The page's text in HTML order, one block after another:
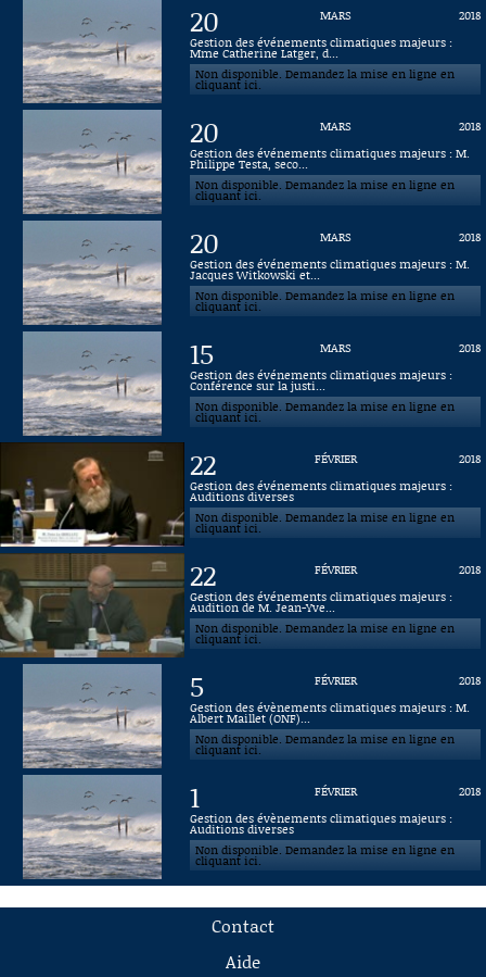
Connaissance, Histoire
Autres
20 MARS
2018
Gestion des événements climatiques majeurs :
Mme Catherine Latger, d...
Non disponible. Demandez la mise en ligne en
cliquant ici.
20 MARS
2018
Gestion des événements climatiques majeurs : M.
Philippe Testa, seco...
Non disponible. Demandez la mise en ligne en
cliquant ici.
20 MARS
2018
Gestion des événements climatiques majeurs : M.
Jacques Witkowski et...
Non disponible. Demandez la mise en ligne en
cliquant ici.
15 MARS
2018
Gestion des événements climatiques majeurs :
Conférence sur la justi...
Non disponible. Demandez la mise en ligne en
cliquant ici.
22 FÉVRIER
2018
Gestion des événements climatiques majeurs :
Auditions diverses
Non disponible. Demandez la mise en ligne en
cliquant ici.
22 FÉVRIER
2018
Gestion des événements climatiques majeurs :
Audition de M. Jean-Yve...
Non disponible. Demandez la mise en ligne en
cliquant ici.
5 FÉVRIER
2018
Gestion des évènements climatiques majeurs : M.
Albert Maillet (ONF)...
Non disponible. Demandez la mise en ligne en
cliquant ici.
1 FÉVRIER
2018
Gestion des évènements climatiques majeurs :
Auditions diverses
Non disponible. Demandez la mise en ligne en
cliquant ici.
Contact
Aide